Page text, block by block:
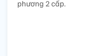
phương 2 cấp.